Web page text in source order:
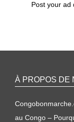
Post your ad
À PROPOS DE
au Congo –